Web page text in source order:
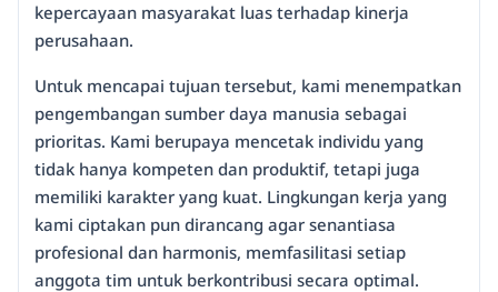
kepercayaan masyarakat luas terhadap kinerja
perusahaan.
Untuk mencapai tujuan tersebut, kami menempatkan
pengembangan sumber daya manusia sebagai
prioritas. Kami berupaya mencetak individu yang
tidak hanya kompeten dan produktif, tetapi juga
memiliki karakter yang kuat. Lingkungan kerja yang
kami ciptakan pun dirancang agar senantiasa
profesional dan harmonis, memfasilitasi setiap
anggota tim untuk berkontribusi secara optimal.